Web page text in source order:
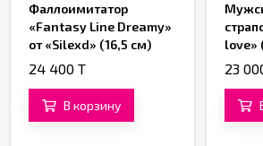
Фаллоимитатор
«Fantasy Line Dreamy»
от «Silexd» (16,5 см)
(фиолетовый)
24 400 T
В корзину
love»
23